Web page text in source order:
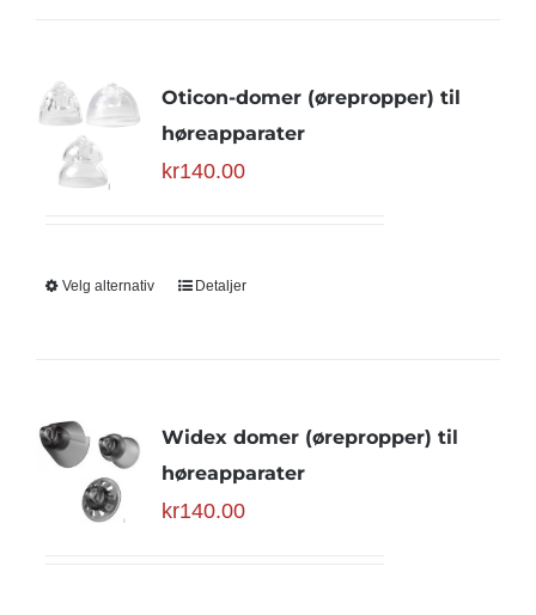
Oticon-domer (ørepropper) til
høreapparater
kr140.00
Velg alternativ Detaljer
Widex domer (ørepropper) til
høreapparater
kr140.00